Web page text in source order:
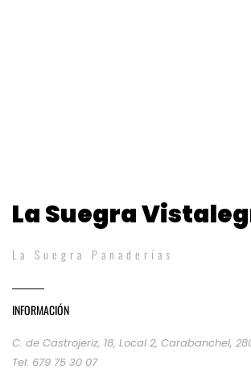
La Suegra
La Suegra Panaderías
INFORMACIÓN
C. de Castrojeriz, 18, Local 2, Carabanchel,
Tel: 679 75 30 07